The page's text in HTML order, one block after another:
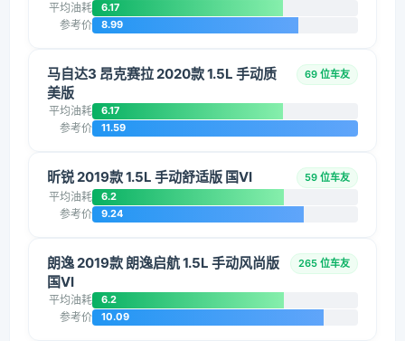
平均油耗 6.17
参考价 8.99
马自达3 昂克赛拉 2020款 1.5L 手动质
美版
69 位车友
平均油耗 6.17
参考价 11.59
昕锐 2019款 1.5L 手动舒适版 国VI 59 位车友
平均油耗 6.2
参考价 9.24
朗逸 2019款 朗逸启航 1.5L 手动风尚版
国VI
265 位车友
平均油耗 6.2
参考价 10.09